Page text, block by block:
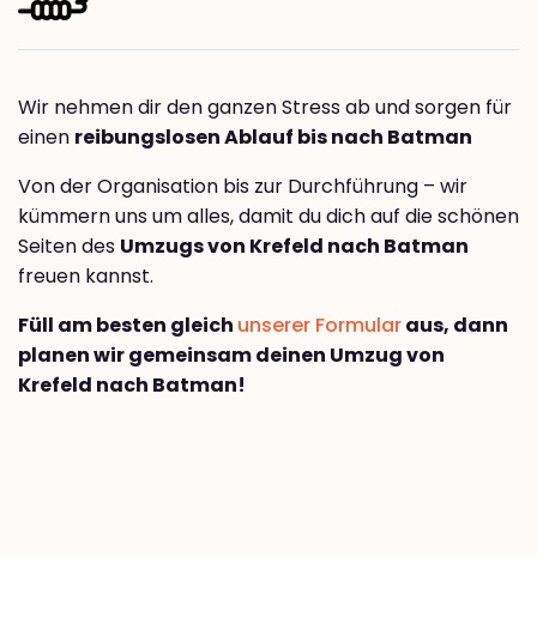
Wir nehmen dir den ganzen Stress ab und sorgen für
einen reibungslosen Ablauf bis nach Batman
Von der Organisation bis zur Durchführung – wir
kümmern uns um alles, damit du dich auf die schönen
Seiten des Umzugs von Krefeld nach Batman
freuen kannst.
Füll am besten gleich unserer Formularaus, dann
planen wir gemeinsam deinen Umzug von
Krefeld nach Batman!